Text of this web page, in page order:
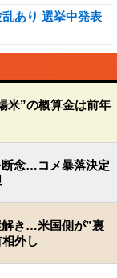
あり 選挙中発表
米”の概算金は前年
断念…コメ暴落決定
解き…米国側が”裏
外し